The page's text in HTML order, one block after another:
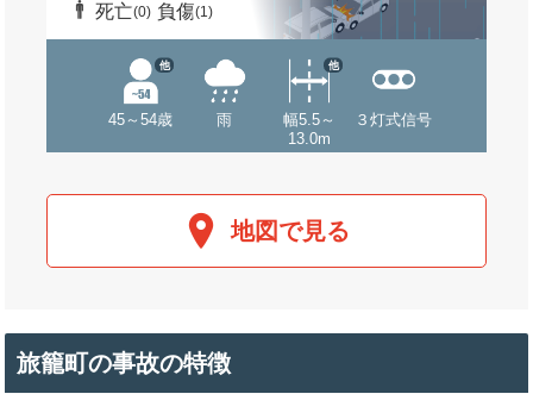
死亡(0) 負傷(1)
45～54歳
他
雨
幅5.5～
13.0m
他
３灯式信号
地図で見る
旅籠町の事故の特徴